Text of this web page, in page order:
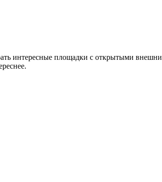
интересные площадки с открытыми